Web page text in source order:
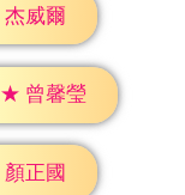
杰威爾
★ 曾馨瑩
顏正國